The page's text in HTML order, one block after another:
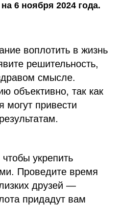
6 ноября 2024 года.
воплотить в жизнь
решительность,
смысле.
объективно, так как
привести
укрепить
Проведите время
друзей —
придадут вам